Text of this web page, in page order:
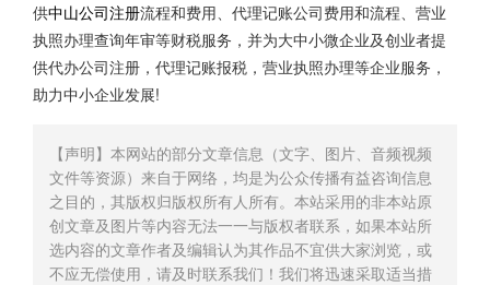
供中山公司注册流程和费用、代理记账公司费用和流程、营业
执照办理查询年审等财税服务，并为大中小微企业及创业者提
供代办公司注册，代理记账报税，营业执照办理等企业服务，
助力中小企业发展!
【声明】本网站的部分文章信息（文字、图片、音频视频
文件等资源）来自于网络，均是为公众传播有益咨询信息
之目的，其版权归版权所有人所有。本站采用的非本站原
创文章及图片等内容无法一一与版权者联系，如果本站所
选内容的文章作者及编辑认为其作品不宜供大家浏览，或
不应无偿使用，请及时联系我们！我们将迅速采取适当措